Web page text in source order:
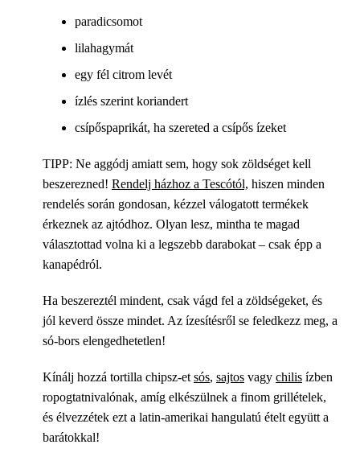
paradicsomot
lilahagymát
egy fél citrom levét
ízlés szerint koriandert
csípőspaprikát, ha szereted a csípős ízeket
TIPP: Ne aggódj amiatt sem, hogy sok zöldséget kell
beszerezned! Rendelj házhoz a Tescótól, hiszen minden
rendelés során gondosan, kézzel válogatott termékek
érkeznek az ajtódhoz. Olyan lesz, mintha te magad
választottad volna ki a legszebb darabokat – csak épp a
kanapédról.
Ha beszereztél mindent, csak vágd fel a zöldségeket, és
jól keverd össze mindet. Az ízesítésről se feledkezz meg, a
só-bors elengedhetetlen!
Kínálj hozzá tortilla chipsz-etsós, sajtos vagy chilis ízben
ropogtatnivalónak, amíg elkészülnek a finom grillételek,
és élvezzétek ezt a latin-amerikai hangulatú ételt együtt a
barátokkal!